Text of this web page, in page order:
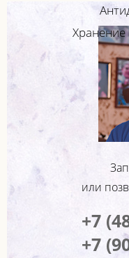
или
+7
+7
Хранение